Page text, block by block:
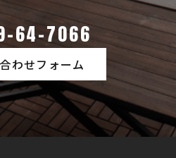
64-7066
わせフォーム